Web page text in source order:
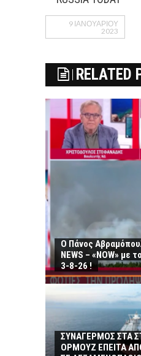
9 ΙΑΝΟΥΑΡΊΟΥ
2023
RELATED
Ο Πάνος
NEWS – «NOW» με
3-8-26 !
ΣΥΝΑΓΕΡΜΟΣ ΣΤΑ
ΟΡΜΟΥΖ ΕΠΕΙΤΑ